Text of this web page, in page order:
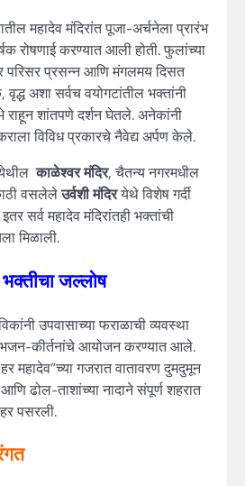
महादेव मंदिरांत पूजा-अर्चनेला प्रारंभ
रोषणाई करण्यात आली होती. फुलांच्या
परिसर प्रसन्न आणि मंगलमय दिसत
अशा सर्वच वयोगटांतील भक्तांनी
राहून शांतपणे दर्शन घेतले. अनेकांनी
विविध प्रकारचे नैवेद्य अर्पण केले.
येथीलकाळेश्वर मंदिर, चैतन्य नगरमधील
वसलेलेउर्वशी मंदिरयेथे विशेष गर्दी
सर्व महादेव मंदिरांतही भक्तांची
मिळाली.
जल्लोष
उपवासाच्या फराळाची व्यवस्था
भजन-कीर्तनांचे आयोजन करण्यात आले.
महादेव”च्या गजरात वातावरण दुमदुमून
ढोल-ताशांच्या नादाने संपूर्ण शहरात
पसरली.